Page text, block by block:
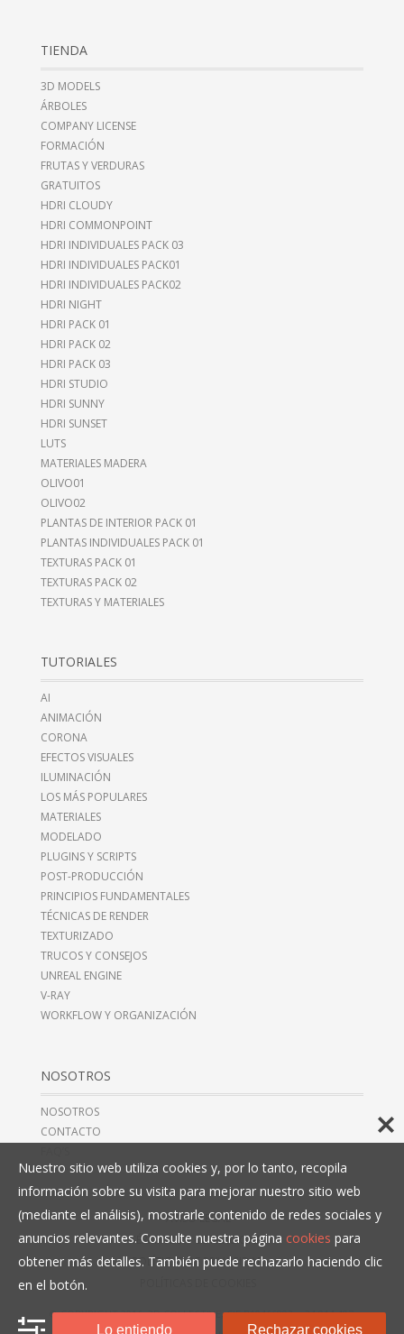
TIENDA
3D MODELS
ÁRBOLES
COMPANY LICENSE
FORMACIÓN
FRUTAS Y VERDURAS
GRATUITOS
HDRI CLOUDY
HDRI COMMONPOINT
HDRI INDIVIDUALES PACK 03
HDRI INDIVIDUALES PACK01
HDRI INDIVIDUALES PACK02
HDRI NIGHT
HDRI PACK 01
HDRI PACK 02
HDRI PACK 03
HDRI STUDIO
HDRI SUNNY
HDRI SUNSET
LUTS
MATERIALES MADERA
OLIVO01
OLIVO02
PLANTAS DE INTERIOR PACK 01
PLANTAS INDIVIDUALES PACK 01
TEXTURAS PACK 01
TEXTURAS PACK 02
TEXTURAS Y MATERIALES
TUTORIALES
AI
ANIMACIÓN
CORONA
EFECTOS VISUALES
ILUMINACIÓN
LOS MÁS POPULARES
MATERIALES
MODELADO
PLUGINS Y SCRIPTS
POST-PRODUCCIÓN
PRINCIPIOS FUNDAMENTALES
TÉCNICAS DE RENDER
TEXTURIZADO
TRUCOS Y CONSEJOS
UNREAL ENGINE
V-RAY
WORKFLOW Y ORGANIZACIÓN
NOSOTROS
NOSOTROS
CONTACTO
AVISO LEGAL
TÉRMINOS Y CONDICIONES
POLÍTICAS DE PRIVACIDAD
© COPYRIGHT 2016, 3D COLLECTIVE, CIF B10466993,+34 914 497
Nuestro sitio web utiliza cookies y, por lo tanto, recopila
información sobre su visita para mejorar nuestro sitio web
(mediante el análisis), mostrarle contenido de redes sociales y
anuncios relevantes. Consulte nuestra página cookies para
obtener más detalles. También puede rechazarlo haciendo clic
en el botón.
Lo entiendo Rechazar cookies